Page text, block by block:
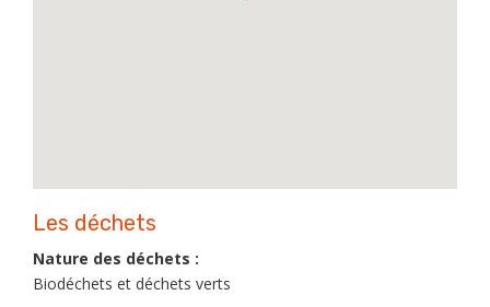
Les déchets
Nature des déchets :
Biodéchets et déchets verts